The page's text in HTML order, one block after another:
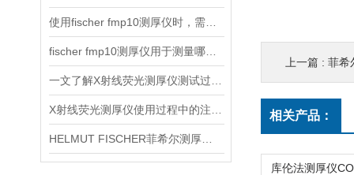
上一篇 : 菲希
相关产品：